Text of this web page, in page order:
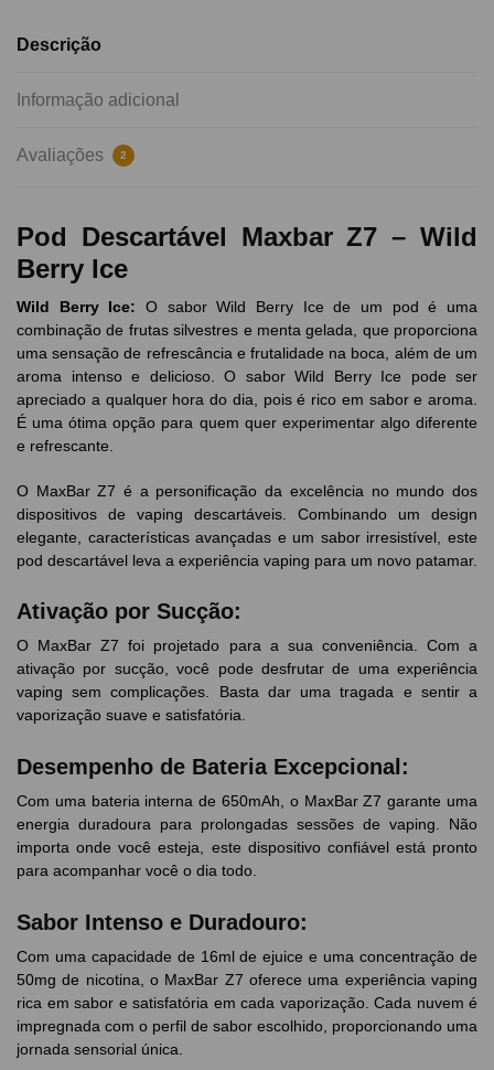
Descrição
Informação adicional
Avaliações 2
Pod Descartável Maxbar Z7 – Wild
Berry Ice
Wild Berry Ice:O sabor Wild Berry Ice de um pod é uma
combinação de frutas silvestres e menta gelada, que proporciona
uma sensação de refrescância e frutalidade na boca, além de um
aroma intenso e delicioso. O sabor Wild Berry Ice pode ser
apreciado a qualquer hora do dia, pois é rico em sabor e aroma.
É uma ótima opção para quem quer experimentar algo diferente
e refrescante.
O MaxBar Z7 é a personificação da excelência no mundo dos
dispositivos de vaping descartáveis. Combinando um design
elegante, características avançadas e um sabor irresistível, este
pod descartável leva a experiência vaping para um novo patamar.
Ativação por Sucção:
O MaxBar Z7 foi projetado para a sua conveniência. Com a
ativação por sucção, você pode desfrutar de uma experiência
vaping sem complicações. Basta dar uma tragada e sentir a
vaporização suave e satisfatória.
Desempenho de Bateria Excepcional:
Com uma bateria interna de 650mAh, o MaxBar Z7 garante uma
energia duradoura para prolongadas sessões de vaping. Não
importa onde você esteja, este dispositivo confiável está pronto
para acompanhar você o dia todo.
Sabor Intenso e Duradouro:
Com uma capacidade de 16ml de ejuice e uma concentração de
50mg de nicotina, o MaxBar Z7 oferece uma experiência vaping
rica em sabor e satisfatória em cada vaporização. Cada nuvem é
impregnada com o perfil de sabor escolhido, proporcionando uma
jornada sensorial única.